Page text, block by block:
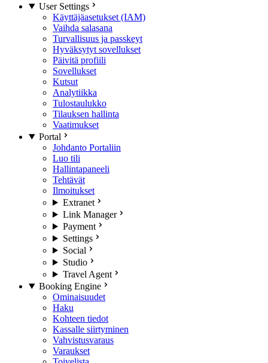
User Settings
Käyttäjäasetukset (IAM)
Vaihda salasana
Turvallisuus ja passkeyt
Hyväksytyt sovellukset
Päivitä profiili
Sovellukset
Kutsut
Analytiikka
Tulostaulukko
Tilauksen hallinta
Vaatimukset
Portal
Johdanto Portaliin
Luo tili
Hallintapaneeli
Tehtävät
Ilmoitukset
Extranet
Link Manager
Payment
Settings
Social
Studio
Travel Agent
Booking Engine
Ominaisuudet
Haku
Kohteen tiedot
Kassalle siirtyminen
Vahvistusvaraus
Varaukset